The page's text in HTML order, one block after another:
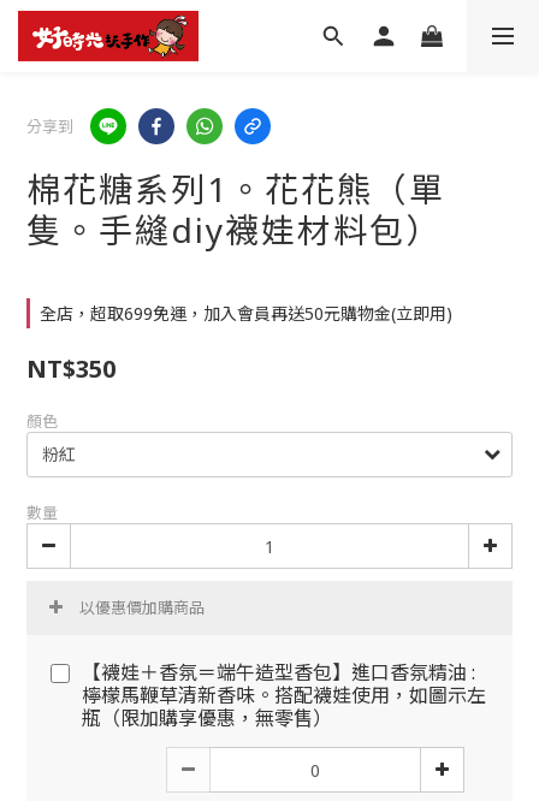
分享到
棉花糖系列1。花花熊（單
隻。手縫diy襪娃材料包）
全店，超取699免運，加入會員再送50元購物金(立即用)
NT$350
顏色
數量
以優惠價加購商品
【襪娃＋香氛＝端午造型香包】進口香氛精油 :
檸檬馬鞭草清新香味。搭配襪娃使用，如圖示左
瓶（限加購享優惠，無零售）